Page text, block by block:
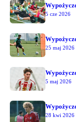
5 cze 2026
25 maj 2026
5 maj 2026
28 kwi 2026